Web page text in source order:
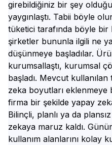
girebildiğiniz bir şey
yaygınlaştı. Tabii böyle
tüketici tarafında böyle bir
şirketler bununla ilgili ne
düşünmeye başladılar.
kurumsallaştı, kurumsal
başladı. Mevcut
zeka boyutları eklenmeye
firma bir şekilde yapay
Bilinçli, planlı ya da
zekaya maruz kaldı.
kullanım alanlarını kolay